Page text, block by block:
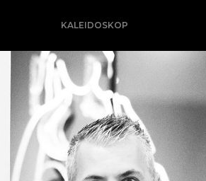
KALEIDOSKOP